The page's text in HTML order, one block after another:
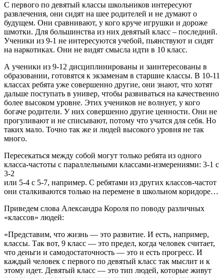
С первого по девятый классы школьников интересуют
развлечения, они сидят на шее родителей и не думают о
будущем. Они сравнивают, у кого круче игрушки и дороже
шмотки. Для большинства из них девятый класс – последний.
Ученики из 9-1 не интересуются учебой, пьянствуют и сидят
на наркотиках. Они не видят смысла идти в 10 класс.
А ученики из 9-12 дисциплинированы и заинтересованы в
образовании, готовятся к экзаменам в старшие классы. В 10-11
классах ребята уже совершенно другие, они знают, что хотят
дальше поступать в универ, чтобы развиваться на качественно
более высоком уровне. Этих учеников не волнует, у кого
богаче родители. У них совершенно другие ценности. Они не
прогуливают и не списывают, потому что учатся для себя. Но
таких мало. Точно так же и людей высокого уровня не так
много.
Пересекаться между собой могут только ребята из одного
класса-частоты с параллельными классами-измерениями: 3-1 с
3-2
или 5-4 с 5-7, например. С ребятами из других классов-частот
они сталкиваются только на перемене в школьном коридоре…
Приведем слова Александра Короля по поводу различных
«классов» людей:
«Представим, что жизнь — это развитие. И есть, например,
классы. Так вот, 9 класс — это предел, когда человек считает,
что деньги и самодостаточность — это и есть прогресс. И
каждый человек с первого по девятый класс так мыслит и к
этому идет. Девятый класс — это тип людей, которые живут